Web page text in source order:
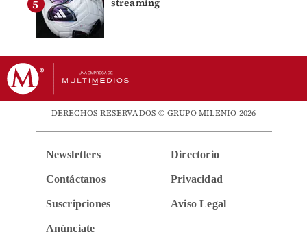
DERECHOS RESERVADOS © GRUPO MILENIO 2026
Newsletters
Contáctanos
Suscripciones
Anúnciate
Directorio
Privacidad
Aviso Legal